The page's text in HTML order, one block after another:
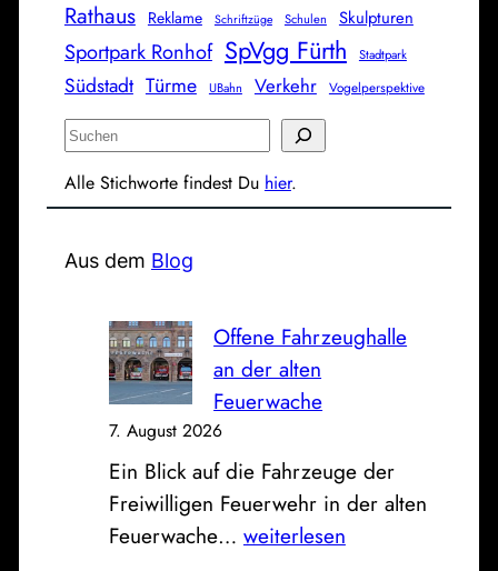
Rathaus Reklame Schriftzüge Schulen Skulpturen
Sportpark Ronhof SpVgg Fürth Stadtpark
Südstadt Türme UBahn Verkehr Vogelperspektive
S
c
e
Alle Stichworte findest Du hier.
Aus dem Blog
Offene Fahrzeughalle
an der alten
Feuerwache
7. August 2026
Ein Blick auf die Fahrzeuge der
Freiwilligen Feuerwehr in der alten
Feuerwache… O
weiterlesen